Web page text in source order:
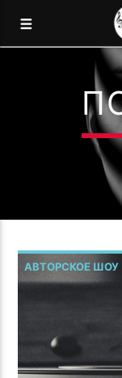
МЫ
ПОТОК
АВТОРСКОЕ ШОУ